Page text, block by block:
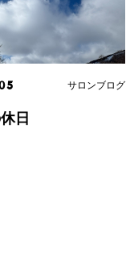
サロンブログ
日